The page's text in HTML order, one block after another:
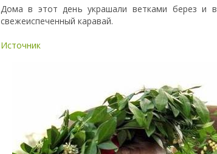
Дома в этот день украшали ветками берез и
свежеиспеченный каравай.
Источник